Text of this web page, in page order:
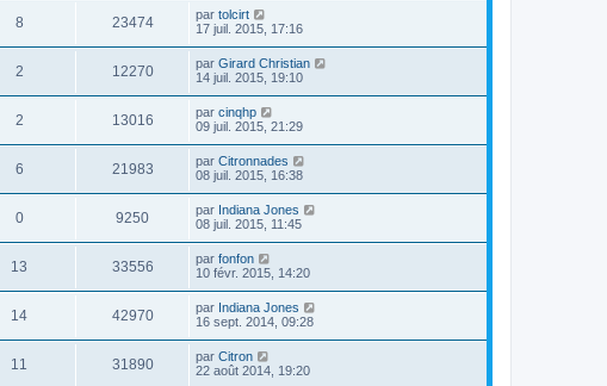
8 23474 par tolcirt
17 juil. 2015, 17:16
2 12270 par Girard Christian
14 juil. 2015, 19:10
2 13016 par cinqhp
09 juil. 2015, 21:29
6 21983 par Citronnades
08 juil. 2015, 16:38
0 9250 par Indiana Jones
08 juil. 2015, 11:45
13 33556 par fonfon
10 févr. 2015, 14:20
14 42970 par Indiana Jones
16 sept. 2014, 09:28
11 31890 par Citron
22 août 2014, 19:20